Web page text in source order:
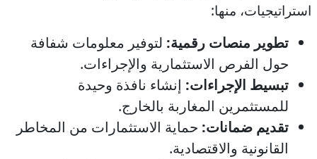
استراتيجيات، منها:
تطوير منصات رقمية: لتوفير معلومات شفافة
حول الفرص الاستثمارية والإجراءات.
تبسيط الإجراءات: إنشاء نافذة وحيدة
للمستثمرين المغاربة بالخارج.
تقديم ضمانات: حماية الاستثمارات من المخاطر
القانونية والاقتصادية.